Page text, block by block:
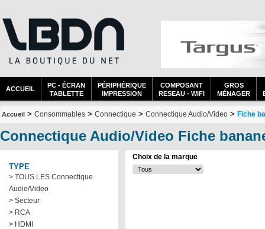
ACCUEIL
PC - ÉCRAN
TABLETTE
PÉRIPHÉRIQUE
IMPRESSION
COMPOSANT
RESEAU - WIFI
GROS
MÉNAGER
Accueil > Consommables > Connectique > Connectique Audio/Video > Fiche
Connectique Audio/Video Fiche
TYPE
> TOUS LES Connectique
Audio/Video
> Secteur
> RCA
> HDMI
Choix de la marque